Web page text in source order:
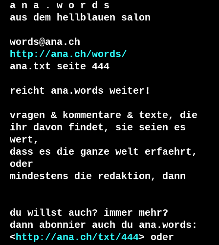
a n a . w o r d s
aus dem hellblauen salon
http://ana.ch/words/
ana.txt seite 444
reicht ana.words weiter!
vragen & kommentare & texte, die
ihr davon findet, sie seien es
wert,
dass es die ganze welt erfaehrt,
oder
du willst auch? immer mehr?
dann abonnier auch du ana.words:
<http://ana.ch/txt/444